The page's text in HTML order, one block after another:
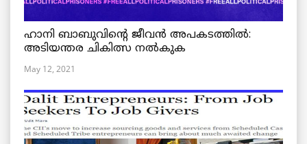
ഹാനി ബാബുവിന്റെ ജീവൻ അപകടത്തിൽ:
അടിയന്തര ചികിത്സ നൽകുക
May 12, 2021